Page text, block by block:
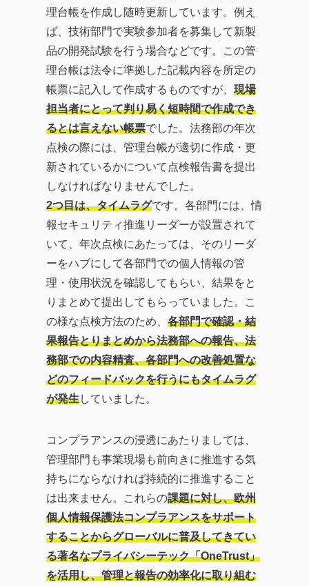
理台帳を作成し随時更新しています。例え
ば、技術部門で実験参加者を募集して新製
品の開発試験を行う場合などです。この管
理台帳は法令に準拠した記載内容を所定の
帳票に記入して作成するものですが、 現場
担当者にとって判り易く短時間で作成でき
るとは言えない帳票でした。法務部の年次
点検の際には、管理台帳が適切に作成・更
新されているかについて点検報告書を提出
しなければなりませんでした。
2つ目は、タイムラグです。各部門には、情
報セキュリティ推進リーダーが設置されて
いて、年次点検にあたっては、そのリーダ
ーをハブにして各部門での個人情報の管
理・使用状況を確認してもらい、結果をと
りまとめて提出してもらっていました。こ
の様な点検方法のため、 各部門で確認・結
果報告とりまとめから法務部への報告、法
務部での内容精査、各部門への改善処置な
どのフィードバックを行うにもタイムラグ
が発生していました。
コンプラアンスの浸透にあたりましては、
管理部門も事業現場も前向きに推進する気
持ちにならなければ持続的に推進すること
は出来ません。これらの課題に対し、欧州
個人情報保護法コンプラアンスをサポート
することからグローバルに普及してきてい
る著名なプライバシーテック「OneTrust」
を活用し、管理と報告の効率化に取り組む